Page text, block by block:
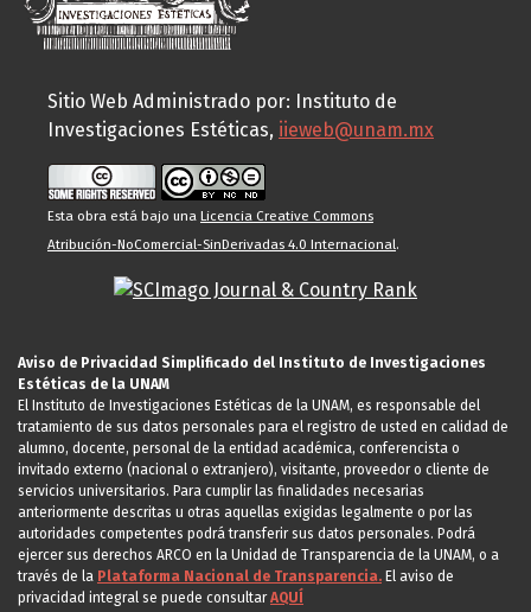
Sitio Web Administrado por: Instituto de
Investigaciones Estéticas, iieweb@unam.mx
Esta obra está bajo una Licencia Creative Commons
Atribución-NoComercial-SinDerivadas 4.0 Internacional.
Aviso de Privacidad Simplificado del Instituto de Investigaciones
Estéticas de la UNAM
El Instituto de Investigaciones Estéticas de la UNAM, es responsable del
tratamiento de sus datos personales para el registro de usted en calidad de
alumno, docente, personal de la entidad académica, conferencista o
invitado externo (nacional o extranjero), visitante, proveedor o cliente de
servicios universitarios. Para cumplir las finalidades necesarias
anteriormente descritas u otras aquellas exigidas legalmente o por las
autoridades competentes podrá transferir sus datos personales. Podrá
ejercer sus derechos ARCO en la Unidad de Transparencia de la UNAM, o a
través de la Plataforma Nacional de Transparencia. El aviso de
privacidad integral se puede consultarAQUÍ